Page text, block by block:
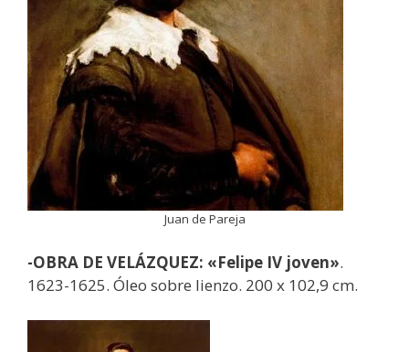
Juan de Pareja
-OBRA DE VELÁZQUEZ: «Felipe IV joven».
1623-1625. Óleo sobre lienzo. 200 x 102,9 cm.